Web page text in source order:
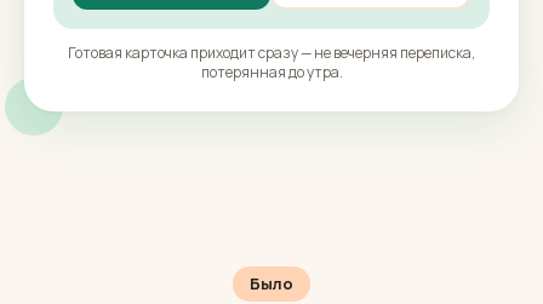
Готовая карточка приходит сразу — не вечерняя переписка,
потерянная до утра.
Было